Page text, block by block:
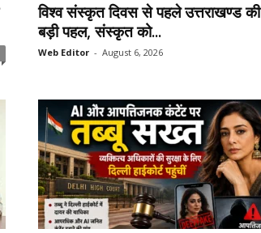
विश्व संस्कृत दिवस से पहले उत्तराखण्ड की
बड़ी पहल, संस्कृत को...
Web Editor - August 6, 2026